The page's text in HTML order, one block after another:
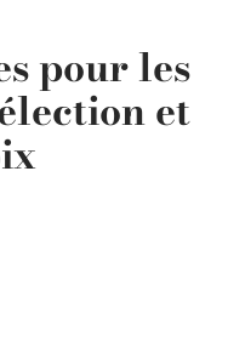
pour les
et